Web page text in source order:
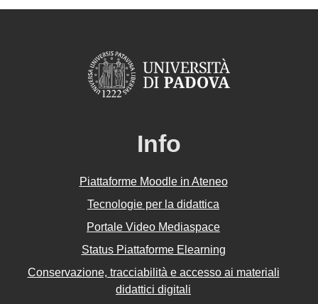
Info
Piattaforme Moodle in Ateneo
Tecnologie per la didattica
Portale Video Mediaspace
Status Piattaforme Elearning
Conservazione, tracciabilità e accesso ai materiali
didattici digitali